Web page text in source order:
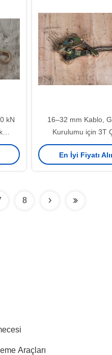
kN
16–32 mm Kablo,
Kurulumu için 3T
Kapasiteli
Gelir
En İyi Fiyatı
8
Araçları